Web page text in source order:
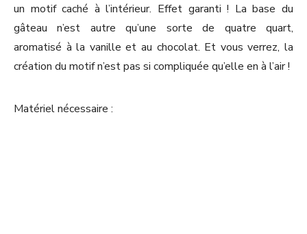
un motif caché à l’intérieur. Effet garanti ! La base du
gâteau n’est autre qu’une sorte de quatre quart,
aromatisé à la vanille et au chocolat. Et vous verrez, la
création du motif n’est pas si compliquée qu’elle en à l’air !
Matériel nécessaire :